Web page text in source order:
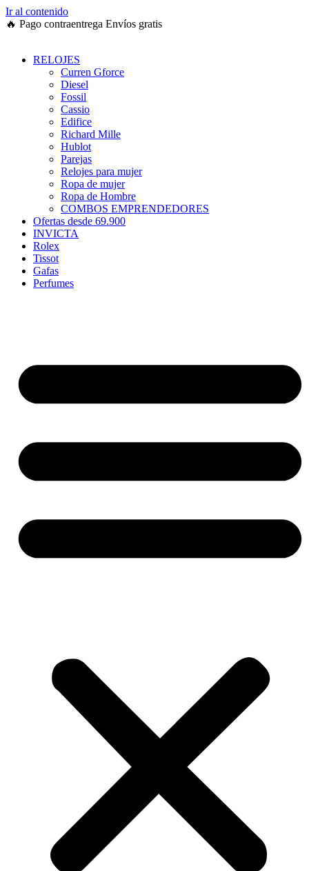
Ir al contenido
🔥 Pago contraentrega Envíos gratis
RELOJES
Curren Gforce
Diesel
Fossil
Cassio
Edifice
Richard Mille
Hublot
Parejas
Relojes para mujer
Ropa de mujer
Ropa de Hombre
COMBOS EMPRENDEDORES
Ofertas desde 69.900
INVICTA
Rolex
Tissot
Gafas
Perfumes